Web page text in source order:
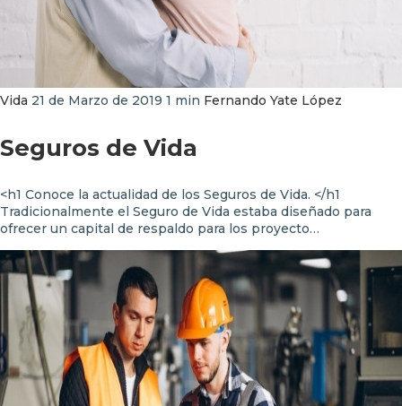
Vida 21 de Marzo de 2019 1 min Fernando Yate López
Seguros de Vida
<h1 Conoce la actualidad de los Seguros de Vida. </h1
Tradicionalmente el Seguro de Vida estaba diseñado para
ofrecer un capital de respaldo para los proyecto…